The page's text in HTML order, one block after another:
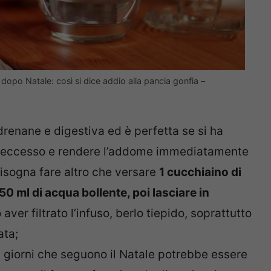
Natale: così si dice addio alla pancia gonfia –
e digestiva ed è perfetta se si ha
e rendere l’addome immediatamente
fare altro che versare 1 cucchiaino di
ml di acqua bollente, poi lasciare in
filtrato l’infuso, berlo tiepido, soprattutto
che seguono il Natale potrebbe essere